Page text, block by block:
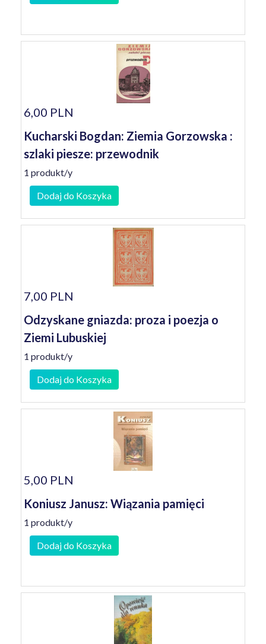
6,00 PLN
Kucharski Bogdan: Ziemia Gorzowska :
szlaki piesze: przewodnik
1 produkt/y
Dodaj do Koszyka
7,00 PLN
Odzyskane gniazda: proza i poezja o
Ziemi Lubuskiej
1 produkt/y
Dodaj do Koszyka
5,00 PLN
Koniusz Janusz: Wiązania pamięci
1 produkt/y
Dodaj do Koszyka